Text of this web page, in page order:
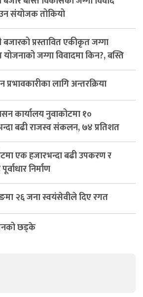
संयोजक तोकियो
बजारको प्रस्तावित एकीकृत जग्गा
जग्गा विवादमा किन?, बस्ति
नभए समिति विघटन हुने
प्रभावकारीका लागि अन्तरक्रिया
कार्यालय नुवाकोटमा १०
बढी राजस्व संकलन, ७४ प्रतिशत
एक हजारभन्दा बढी उपकरण र
निर्माण
२६ जना स्वयंसेवीले दिए रगत
छड्के